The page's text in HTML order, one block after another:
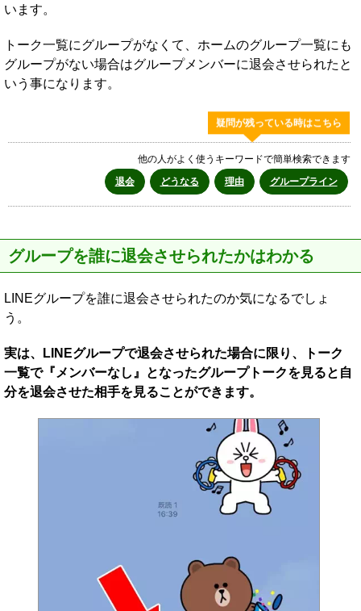
います。
トーク一覧にグループがなくて、ホームのグループ一覧にも
グループがない場合はグループメンバーに退会させられたと
いう事になります。
疑問が残っている時はこちら
他の人がよく使うキーワードで簡単検索できます
退会
どうなる 理由 グループライン
グループを誰に退会させられたかはわかる
LINEグループを誰に退会させられたのか気になるでしょ
う。
実は、LINEグループで退会させられた場合に限り、トーク
一覧で『メンバーなし』となったグループトークを見ると自
分を退会させた相手を見ることができます。